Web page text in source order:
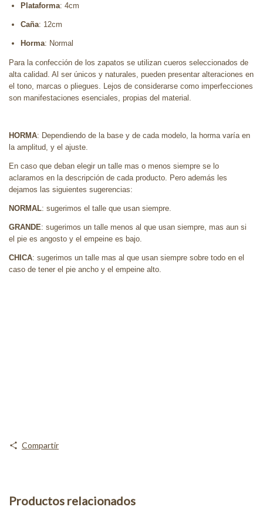
Plataforma: 4cm
Caña: 12cm
Horma: Normal
Para la confección de los zapatos se utilizan cueros seleccionados de
alta calidad. Al ser únicos y naturales, pueden presentar alteraciones en
el tono, marcas o pliegues. Lejos de considerarse como imperfecciones
son manifestaciones esenciales, propias del material.
HORMA: Dependiendo de la base y de cada modelo, la horma varía en
la amplitud, y el ajuste.
En caso que deban elegir un talle mas o menos siempre se lo
aclaramos en la descripción de cada producto. Pero además les
dejamos las siguientes sugerencias:
NORMAL: sugerimos el talle que usan siempre.
GRANDE: sugerimos un talle menos al que usan siempre, mas aun si
el pie es angosto y el empeine es bajo.
CHICA: sugerimos un talle mas al que usan siempre sobre todo en el
caso de tener el pie ancho y el empeine alto.
Compartir
Productos relacionados